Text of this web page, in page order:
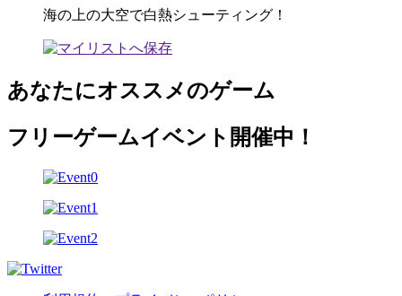
海の上の大空で白熱シューティング！
あなたにオススメのゲーム
フリーゲームイベント開催中！